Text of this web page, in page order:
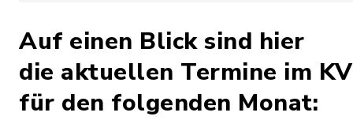
Auf einen Blick sind hier
die aktuellen Termine im
für den folgenden Monat: